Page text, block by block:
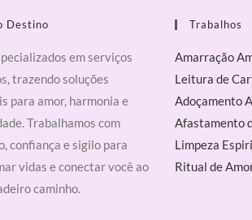
Destino
em serviços
trazendo soluções
para amor, harmonia e
Trabalhamos com
confiança e sigilo para
vidas e conectar você ao
caminho.
Trabalhos
Amarração
Leitura de
Adoçamento
Afastamento
Limpeza
Ritual de